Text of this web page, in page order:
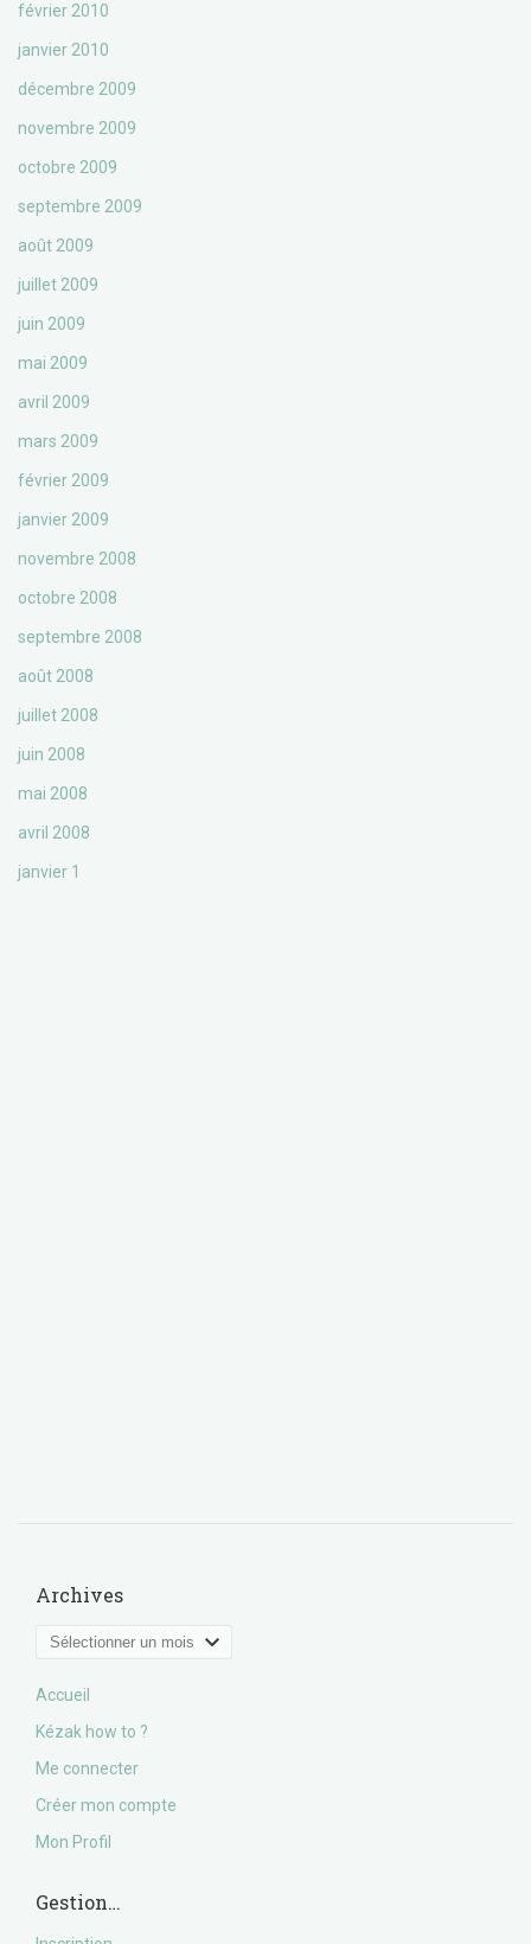
février 2010
janvier 2010
décembre 2009
novembre 2009
octobre 2009
septembre 2009
août 2009
juillet 2009
juin 2009
mai 2009
avril 2009
mars 2009
février 2009
janvier 2009
novembre 2008
octobre 2008
septembre 2008
août 2008
juillet 2008
juin 2008
mai 2008
avril 2008
janvier 1
Archives
Archives
Accueil
Kézak how to ?
Me connecter
Créer mon compte
Mon Profil
Gestion…